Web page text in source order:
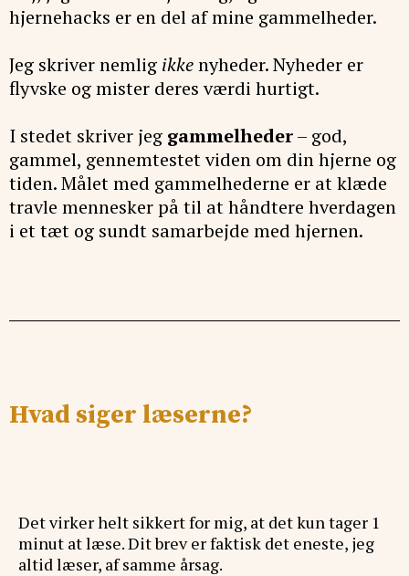
hjernehacks er en del af mine gammelheder.
Jeg skriver nemlig ikkenyheder. Nyheder er
flyvske og mister deres værdi hurtigt.
I stedet skriver jeg gammelheder– god,
gammel, gennemtestet viden om din hjerne og
tiden. Målet med gammelhederne er at klæde
travle mennesker på til at håndtere hverdagen
i et tæt og sundt samarbejde med hjernen.
Hvad siger læserne?
Det virker helt sikkert for mig, at det kun tager 1
minut at læse. Dit brev er faktisk det eneste, jeg
altid læser, af samme årsag.